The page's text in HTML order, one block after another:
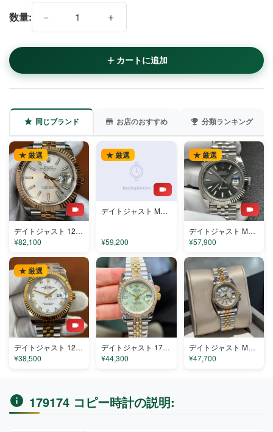
数量: − ＋
カートに追加
同じブランド お店のおすすめ 分類ランキング
★ 厳選
デイトジャスト 126331-1 コピー
¥82,100
★ 厳選
デイトジャスト M126334-0022 コピー
¥59,200
★ 厳選
デイトジャスト M126334-0014 コピー
¥57,900
★ 厳選
デイトジャスト 126333-001 コピー
¥38,500
デイトジャスト 179212 コピー
¥44,300
デイトジャスト M820112 コピー
¥47,700
179174 コピー時計の説明: